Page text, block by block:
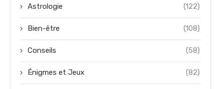
Astrologie (122)
Bien-être (108)
Conseils (58)
Énigmes et Jeux (82)